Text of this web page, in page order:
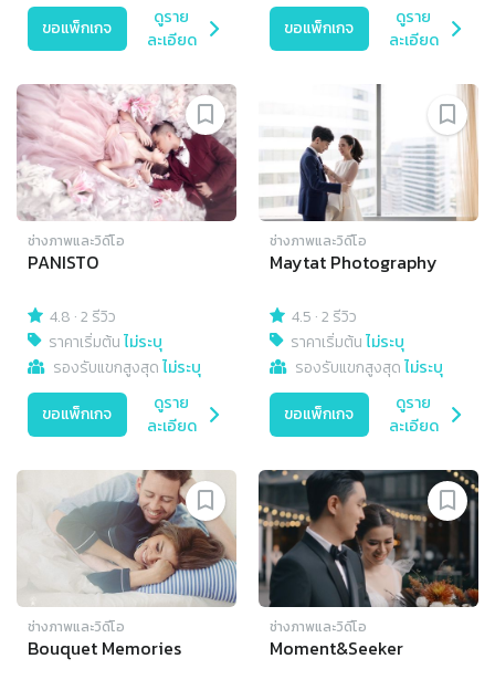
ขอแพ็กเกจ
ดูราย
ละเอียด
ขอแพ็กเกจ
ดูราย
ละเอียด
ช่างภาพและวิดีโอ
PANISTO
4.8 ·2 รีวิว
ราคาเริ่มต้นไม่ระบุ
รองรับแขกสูงสุดไม่ระบุ
ขอแพ็กเกจ
ดูราย
ละเอียด
ช่างภาพและวิดีโอ
Maytat Photography
4.5 ·2 รีวิว
ราคาเริ่มต้นไม่ระบุ
รองรับแขกสูงสุดไม่ระบุ
ขอแพ็กเกจ
ดูราย
ละเอียด
ช่างภาพและวิดีโอ
Bouquet Memories
ช่างภาพและวิดีโอ
Moment&Seeker